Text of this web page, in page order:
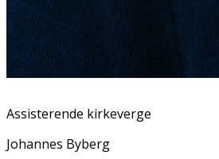
Assisterende kirkeverge
Johannes Byberg